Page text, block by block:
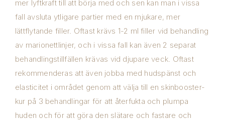
mer lyftkraft till att börja med och sen kan man i vissa
fall avsluta ytligare partier med en mjukare, mer
lättflytande filler. Oftast krävs 1-2 ml filler vid behandling
av marionettlinjer, och i vissa fall kan även 2 separat
behandlingstillfällen krävas vid djupare veck. Oftast
rekommenderas att även jobba med hudspänst och
elasticitet i området genom att välja till en skinbooster-
kur på 3 behandlingar för att återfukta och plumpa
huden och för att göra den slätare och fastare och